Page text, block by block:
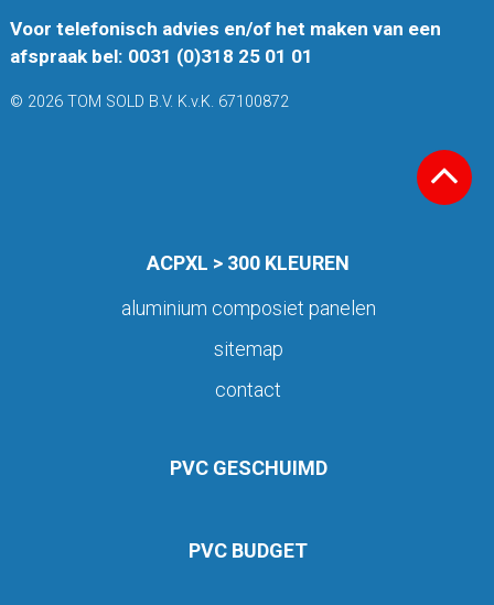
Voor telefonisch advies en/of het maken van een
afspraak bel: 0031 (0)318 25 01 01
© 2026 TOM SOLD B.V. K.v.K. 67100872
ACPXL > 300 KLEUREN
aluminium composiet panelen
sitemap
contact
PVC GESCHUIMD
PVC BUDGET